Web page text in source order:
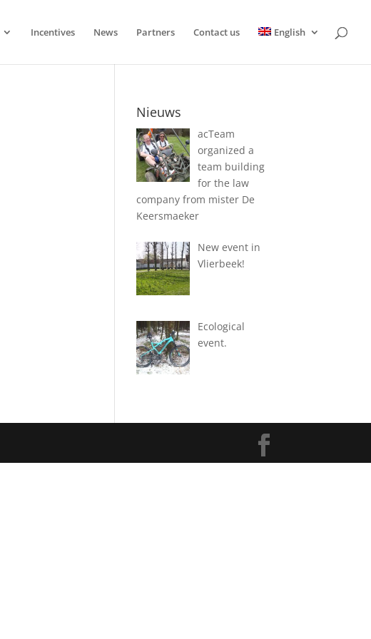
Incentives News Partners Contact us English
Nieuws
acTeam
organized a
team building
for the law
company from mister De
Keersmaeker
New event in
Vlierbeek!
Ecological
event.